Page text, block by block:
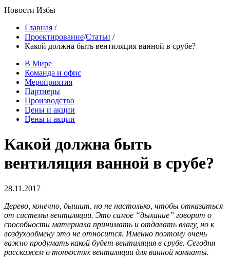
Новости Избы
Главная /
Проектирование/Статьи /
Какой должна быть вентиляция ванной в срубе?
В Мире
Команда и офис
Мероприятия
Партнеры
Производство
Цены и акции
Цены и акции
Какой должна быть
вентиляция ванной в срубе?
28.11.2017
Дерево, конечно, дышит, но не настолько, чтобы отказаться
от системы вентиляции. Это самое “дыхание” говорит о
способности материала принимать и отдавать влагу, но к
воздухообмену это не относится. Именно поэтому очень
важно продумать какой будет вентиляция в срубе. Сегодня
расскажем о тонкостях вентиляции для ванной комнаты.